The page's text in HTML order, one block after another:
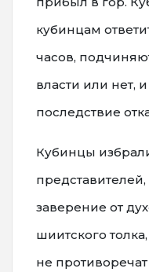
кубинцам
часов,
власти или нет,
последствие
Кубинцы
заверение от
шиитского
не